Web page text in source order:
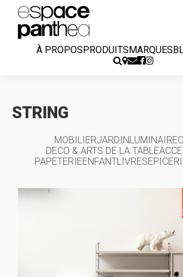
À PROPOSPRODUITSMARQUES
STRING
MOBILIERJARDINLUMINAIRE
DECO & ARTS DE LA TABLE
PAPETERIEENFANTLIVRES